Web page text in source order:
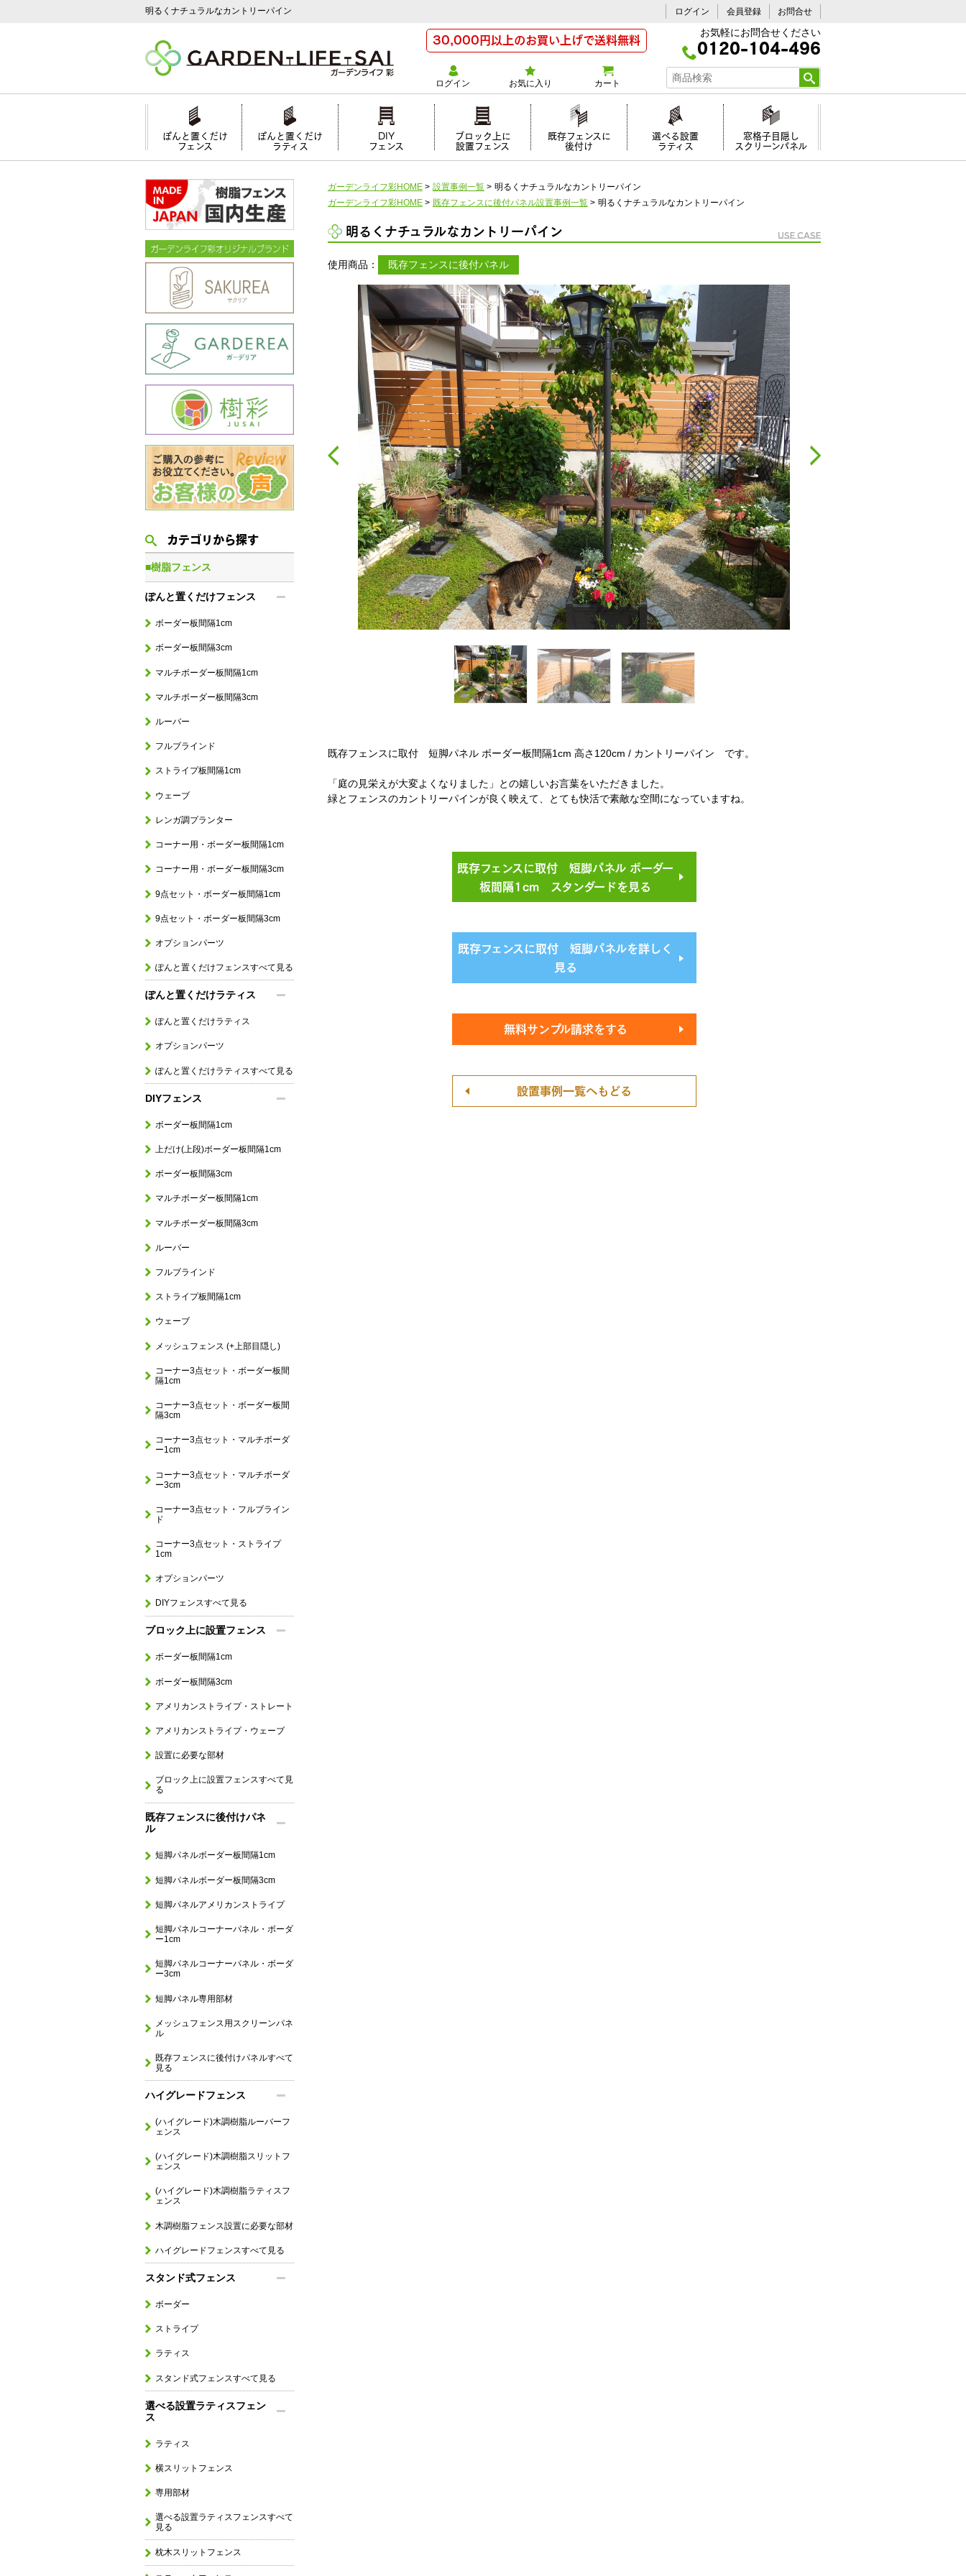
明るくナチュラルなカントリーパイン ログイン 会員登録 お問合せ
30,000円以上のお買い上げで送料無料 お気軽にお問合せください
0120-104-496
ログイン お気に入り カート
ぽんと置くだけ
フェンス
ぽんと置くだけ
ラティス
DIY
フェンス
ブロック上に
設置フェンス
既存フェンスに
後付け
選べる設置
ラティス
窓格子目隠し
スクリーンパネル
カテゴリから探す
■樹脂フェンス
ぽんと置くだけフェンス
ボーダー板間隔1cm
ボーダー板間隔3cm
マルチボーダー板間隔1cm
マルチボーダー板間隔3cm
ルーバー
フルブラインド
ストライプ板間隔1cm
ウェーブ
レンガ調プランター
コーナー用・ボーダー板間隔1cm
コーナー用・ボーダー板間隔3cm
9点セット・ボーダー板間隔1cm
9点セット・ボーダー板間隔3cm
オプションパーツ
ぽんと置くだけフェンスすべて見る
ぽんと置くだけラティス
ぽんと置くだけラティス
オプションパーツ
ぽんと置くだけラティスすべて見る
DIYフェンス
ボーダー板間隔1cm
上だけ(上段)ボーダー板間隔1cm
ボーダー板間隔3cm
マルチボーダー板間隔1cm
マルチボーダー板間隔3cm
ルーバー
フルブラインド
ストライプ板間隔1cm
ウェーブ
メッシュフェンス (+上部目隠し)
コーナー3点セット・ボーダー板間
隔1cm
コーナー3点セット・ボーダー板間
隔3cm
コーナー3点セット・マルチボーダ
ー1cm
コーナー3点セット・マルチボーダ
ー3cm
コーナー3点セット・フルブライン
ド
コーナー3点セット・ストライプ
1cm
オプションパーツ
DIYフェンスすべて見る
ブロック上に設置フェンス
ボーダー板間隔1cm
ボーダー板間隔3cm
アメリカンストライプ・ストレート
アメリカンストライプ・ウェーブ
設置に必要な部材
ブロック上に設置フェンスすべて見
る
既存フェンスに後付けパネ
ル
短脚パネルボーダー板間隔1cm
短脚パネルボーダー板間隔3cm
短脚パネルアメリカンストライプ
短脚パネルコーナーパネル・ボーダ
ー1cm
短脚パネルコーナーパネル・ボーダ
ー3cm
短脚パネル専用部材
メッシュフェンス用スクリーンパネ
ル
既存フェンスに後付けパネルすべて
見る
ハイグレードフェンス
(ハイグレード)木調樹脂ルーバーフ
ェンス
(ハイグレード)木調樹脂スリットフ
ェンス
(ハイグレード)木調樹脂ラティスフ
ェンス
木調樹脂フェンス設置に必要な部材
ハイグレードフェンスすべて見る
スタンド式フェンス
ボーダー
ストライプ
ラティス
スタンド式フェンスすべて見る
選べる設置ラティスフェン
ス
ラティス
横スリットフェンス
専用部材
選べる設置ラティスフェンスすべて
見る
枕木スリットフェンス
ガーデンライフ彩HOME > 設置事例一覧 > 明るくナチュラルなカントリーパイン
ガーデンライフ彩HOME > 既存フェンスに後付パネル設置事例一覧 > 明るくナチュラルなカントリーパイン
明るくナチュラルなカントリーパイン Use case
使用商品： 既存フェンスに後付パネル
既存フェンスに取付 短脚パネル ボーダー板間隔1cm 高さ120cm / カントリーパイン です。
「庭の見栄えが大変よくなりました」との嬉しいお言葉をいただきました。
緑とフェンスのカントリーパインが良く映えて、とても快活で素敵な空間になっていますね。
既存フェンスに取付 短脚パネル ボーダー
板間隔1cm スタンダードを見る
既存フェンスに取付 短脚パネルを詳しく
見る
無料サンプル請求をする
設置事例一覧へもどる